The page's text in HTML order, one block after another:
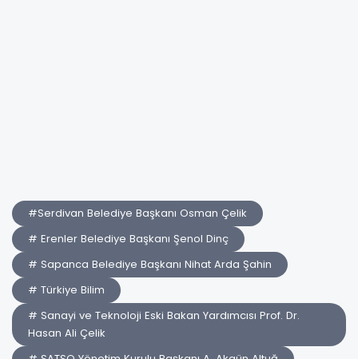
#Serdivan Belediye Başkanı Osman Çelik
# Erenler Belediye Başkanı Şenol Dinç
# Sapanca Belediye Başkanı Nihat Arda Şahin
# Türkiye Bilim
# Sanayi ve Teknoloji Eski Bakan Yardımcısı Prof. Dr.
Hasan Ali Çelik